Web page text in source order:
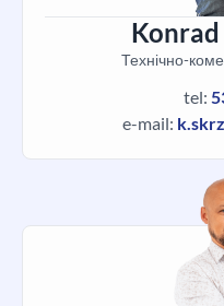
Технічно-
tel:
e-mail: